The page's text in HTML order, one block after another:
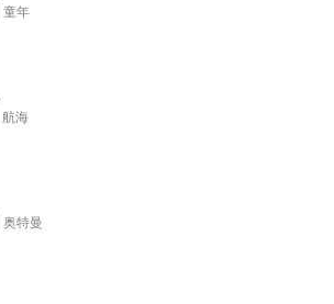
童年
航海
奥特曼